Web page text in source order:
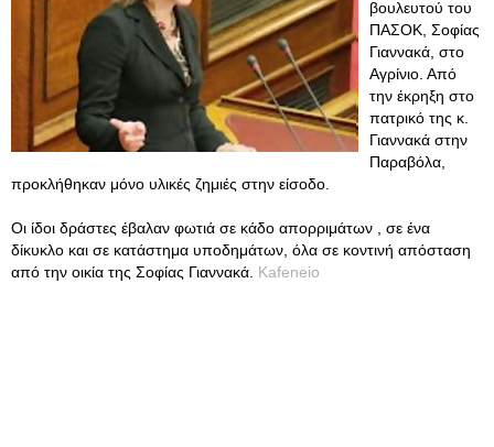
βουλευτού του
ΠΑΣΟΚ, Σοφίας
Γιαννακά, στο
Αγρίνιο. Από
την έκρηξη στο
πατρικό της κ.
Γιαννακά στην
Παραβόλα,
προκλήθηκαν μόνο υλικές ζημιές στην είσοδο.
Οι ίδοι δράστες έβαλαν φωτιά σε κάδο απορριμάτων , σε ένα
δίκυκλο και σε κατάστημα υποδημάτων, όλα σε κοντινή απόσταση
από την οικία της Σοφίας Γιαννακά. Kafeneio